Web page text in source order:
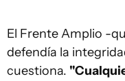
El Frente Amplio -
defendía la
cuestiona.